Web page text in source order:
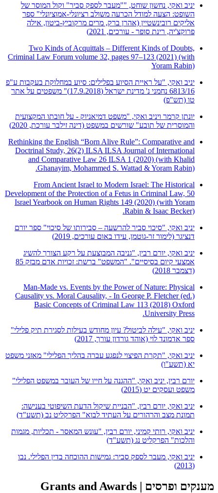
יניב ואקי, נחשון שוחט, ""מעבר לספק סביר" וקול המוסר של
השופט: הצעה למודל הכרעה משולב רציונלי-אמוציונלי" ספר
אליקים רובינשטיין (אהרן ברק, מרים מרקוביץ-ביטון, אילה
פרוקצ'יה, רינת סופר - עורכים, 2021)
Two Kinds of Acquittals – Different Kinds of Doubts,
Criminal Law Forum volume 32, pages 97–123 (2021) (with
Yoram Rabin)
יניב ואקי, "על ראיית הסיוע בפלילים: סיוע במחלוקת בעקבות ע"פ
6813/16 נחמני נ' מדינת ישראל (17.9.2018)" משפטים על אתר
טו (תש"פ)
יונתן קרמר ויניב ואקי, "משפט דמיאניוק - על חובתו המקצועית
והמוסרית של תובע" שורשים במשפט (דינה זילבר עורכת, 2020)
Rethinking the English “Born Alive Rule”: Comparative and
Doctrinal Study, 26(2) ILSA ILSA Journal of International
and Comparative Law 26 ILSA 1 (2020) (with Khalid
Ghanayim, Mohammed S. Wattad & Yoram Rabin).
From Ancient Israel to Modern Israel: The Historical
Development of the Protection of a Fetus in Criminal Law, 50
Israel Yearbook on Human Rights 149 (2020) (with Yoram
Rabin & Isaac Becker).
יניב ואקי, "סיכוי סביר להרשעה – סבירותו של סיכוי" ספר יורם
דנציגר (לימור זר-גוטמן, עידו באום עורכים, 2019)
יניב ואקי, יורם רבין, "גניבה המבוצעת על רקע הצורך להשיג
אמצעי קיום בסיסיים". "המשפט" ברשת: זכויות אדם מבזק 85
(דצמבר 2018)
Man-Made vs. Events by the Power of Nature: Physical
Causality vs. Moral Causality, - In George P. Fletcher (ed.)
Basic Concepts of Criminal Law 113 (2018) Oxford
University Press.
יניב ואקי, "עילה לביטול? עיון מחודש בעילות לסגירת תיק פלילי"
ספר אדמונד לוי (אוהד גורדון עורך, 2017)
יניב ואקי, "תקרת הפיצוי לנפגע עברה בהליך הפלילי" מאזני משפט
יא (תשע"ו)
יורם רבין, יניב ואקי, "ההגנה על חייו של העובר במשפט הפלילי"
משפט ועסקים יט (2015)
יניב ואקי, יורם רבין, "הבניית שיקול הדעת השיפוטי בענישה:
תמונת מצב והרהורים על העתיד לבוא" הפרקליט נב (תשע"ד)
יניב ואקי, רותי קמיני, יורם רבין, "עונש המאסר - תכליות, מגמות
והלכות" הפרקליט נג (תשע"ד)
יניב ואקי, מעבר לספק סביר: גמישות ההוכחה בדין הפלילי. נבו
(2013)
מענקים ופרסים | Grants and Awards